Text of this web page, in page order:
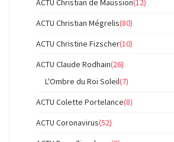
ACTU Christian de Maussion(12)
ACTU Christian Mégrelis(80)
ACTU Christine Fizscher(10)
ACTU Claude Rodhain(26)
L'Ombre du Roi Soleil(7)
ACTU Colette Portelance(8)
ACTU Coronavirus(52)